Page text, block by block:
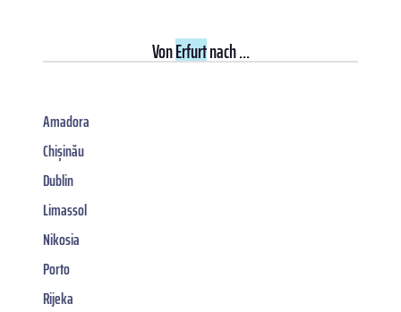
VonErfurtnach ...
Amadora
Chișinău
Dublin
Limassol
Nikosia
Porto
Rijeka